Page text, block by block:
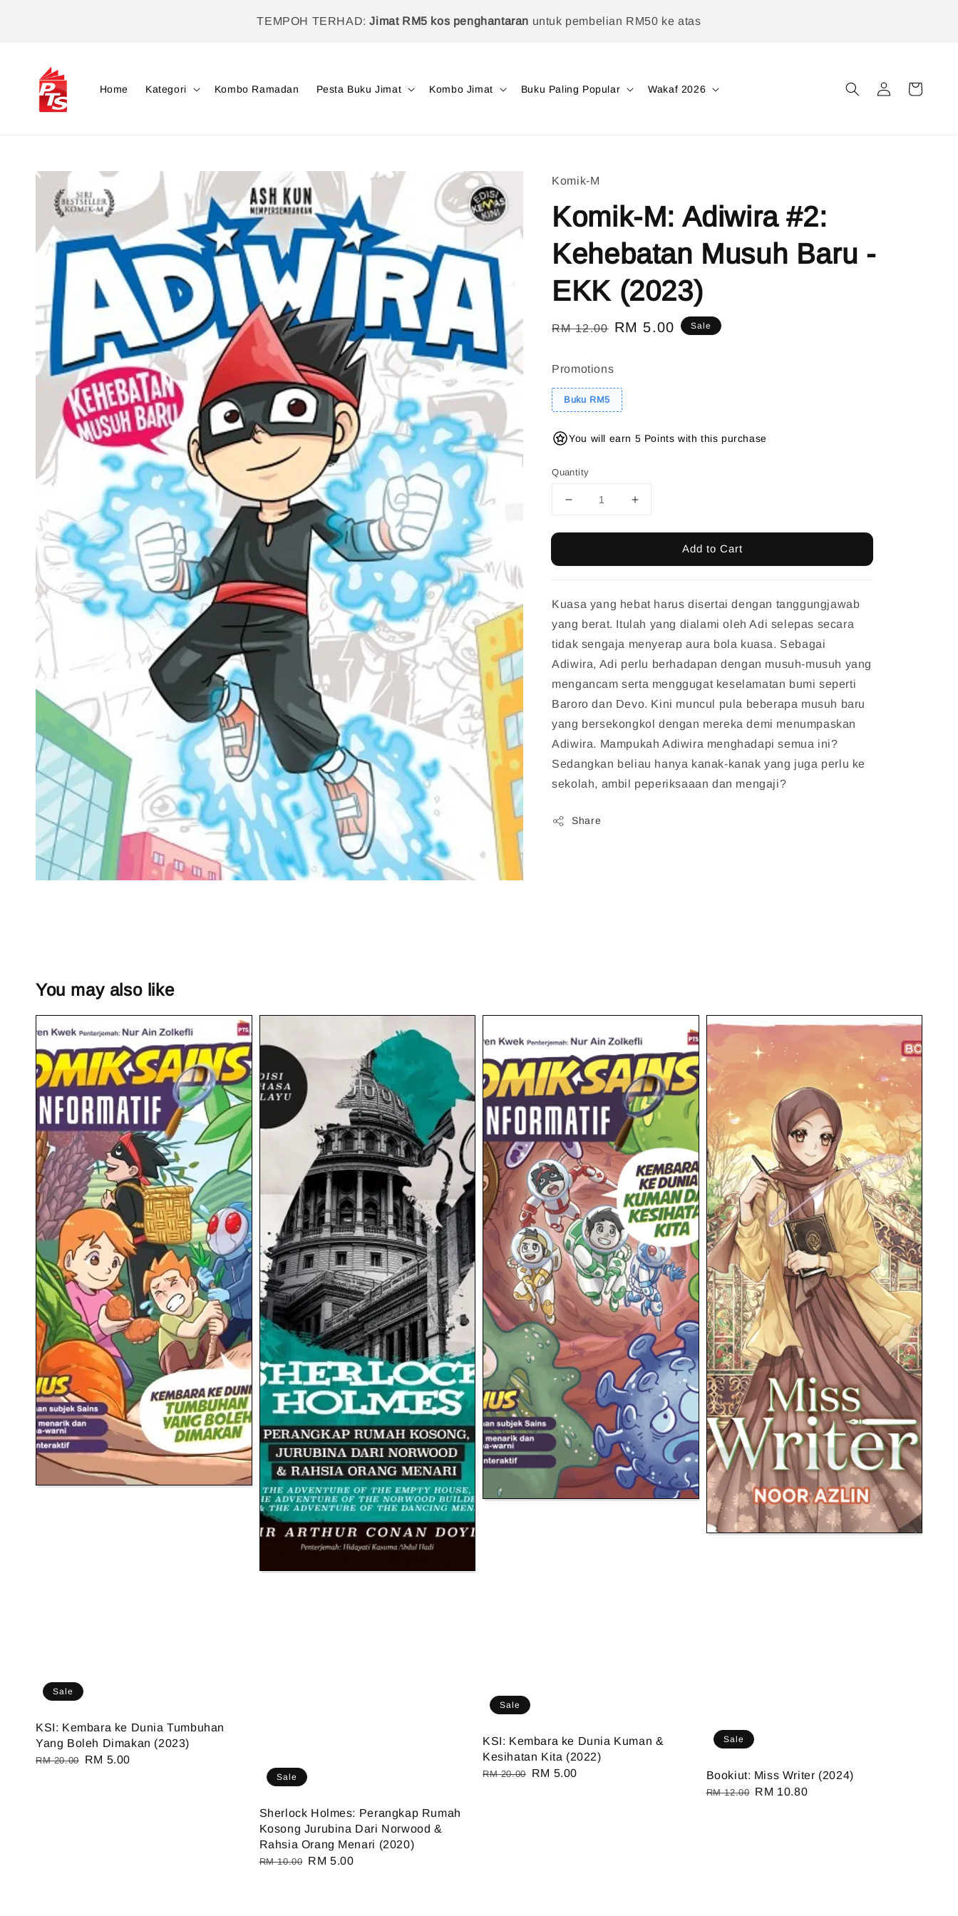
TEMPOH TERHAD:Jimat RM5 kos penghantaran untuk pembelian RM50 ke atas
Home Kategori Kombo Ramadan Pesta Buku Jimat Kombo Jimat Buku Paling Popular Wakaf 2026
Komik-M
Komik-M: Adiwira #2:
Kehebatan Musuh Baru -
EKK (2023)
Regular
RM 12.00 Sale
RM 5.00 Sale
Promotions
Buku RM5
You will earn 5 Points with this purchase
Quantity
Add to Cart
Kuasa yang hebat harus disertai dengan tanggungjawab
yang berat. Itulah yang dialami oleh Adi selepas secara
tidak sengaja menyerap aura bola kuasa. Sebagai
Adiwira, Adi perlu berhadapan dengan musuh-musuh yang
mengancam serta menggugat keselamatan bumi seperti
Baroro dan Devo. Kini muncul pula beberapa musuh baru
yang bersekongkol dengan mereka demi menumpaskan
Adiwira. Mampukah Adiwira menghadapi semua ini?
Sedangkan beliau hanya kanak-kanak yang juga perlu ke
sekolah, ambil peperiksaaan dan mengaji?
Share
You may also like
Sale
KSI: Kembara ke Dunia Tumbuhan
Yang Boleh Dimakan (2023)
Regular
RM 20.00
Sale
RM 5.00
Sale
Sherlock Holmes: Perangkap Rumah
Kosong Jurubina Dari Norwood &
Rahsia Orang Menari (2020)
Regular
RM 10.00 Sale
RM 5.00
Sale
KSI: Kembara ke Dunia Kuman &
Kesihatan Kita (2022)
Regular
RM 20.00
Sale
RM 5.00
Sale
Bookiut: Miss Writer (2024)
Regular
RM 12.00 Sale
RM 10.80